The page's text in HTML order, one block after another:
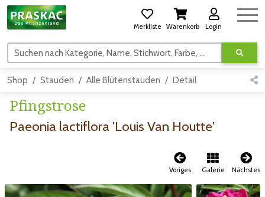
Merkliste Warenkorb Login
Suchen nach Kategorie, Name, Stichwort, Farbe, usw.
Shop Stauden Alle Blütenstauden Detail
Pfingstrose
Paeonia lactiflora 'Louis Van Houtte'
Voriges Galerie Nächstes